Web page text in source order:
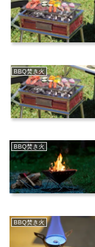
BBQ焚き火
BBQ焚き火
BBQ焚き火